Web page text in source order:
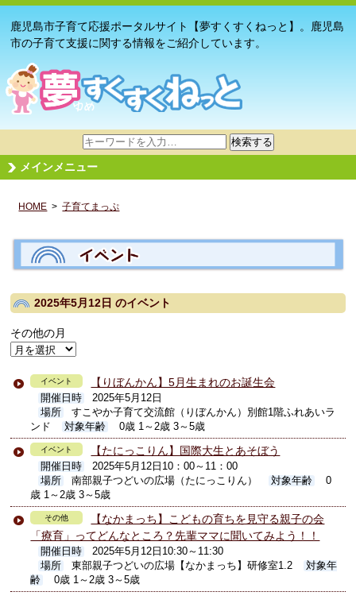
鹿児島市子育て応援ポータルサイト【夢すくすくねっと】。鹿児島
市の子育て支援に関する情報をご紹介しています。
サ
イ
ト
検
検索する
メインメニュー
HOME >子育てまっぷ
2025年5月12日のイベント
その他の月
イベント 【りぼんかん】5月生まれのお誕生会
開催日時
2025年5月12日
場所
すこやか子育て交流館（りぼんかん）別館1階ふれあいラ
ンド
対象年齢 0歳 1～2歳 3～5歳
イベント 【たにっこりん】国際大生とあそぼう
開催日時
2025年5月12日10：00～11：00
場所
南部親子つどいの広場（たにっこりん） 対象年齢
0
歳 1～2歳 3～5歳
その他
【なかまっち】こどもの育ちを見守る親子の会
「療育」ってどんなところ？先輩ママに聞いてみよう！！
開催日時
2025年5月12日10:30～11:30
場所
東部親子つどいの広場【なかまっち】研修室1.2
対象年
齢
0歳 1～2歳 3～5歳